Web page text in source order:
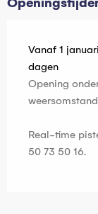
Vanaf 1
dagen
Opening
Real-time
50 73 50 16.